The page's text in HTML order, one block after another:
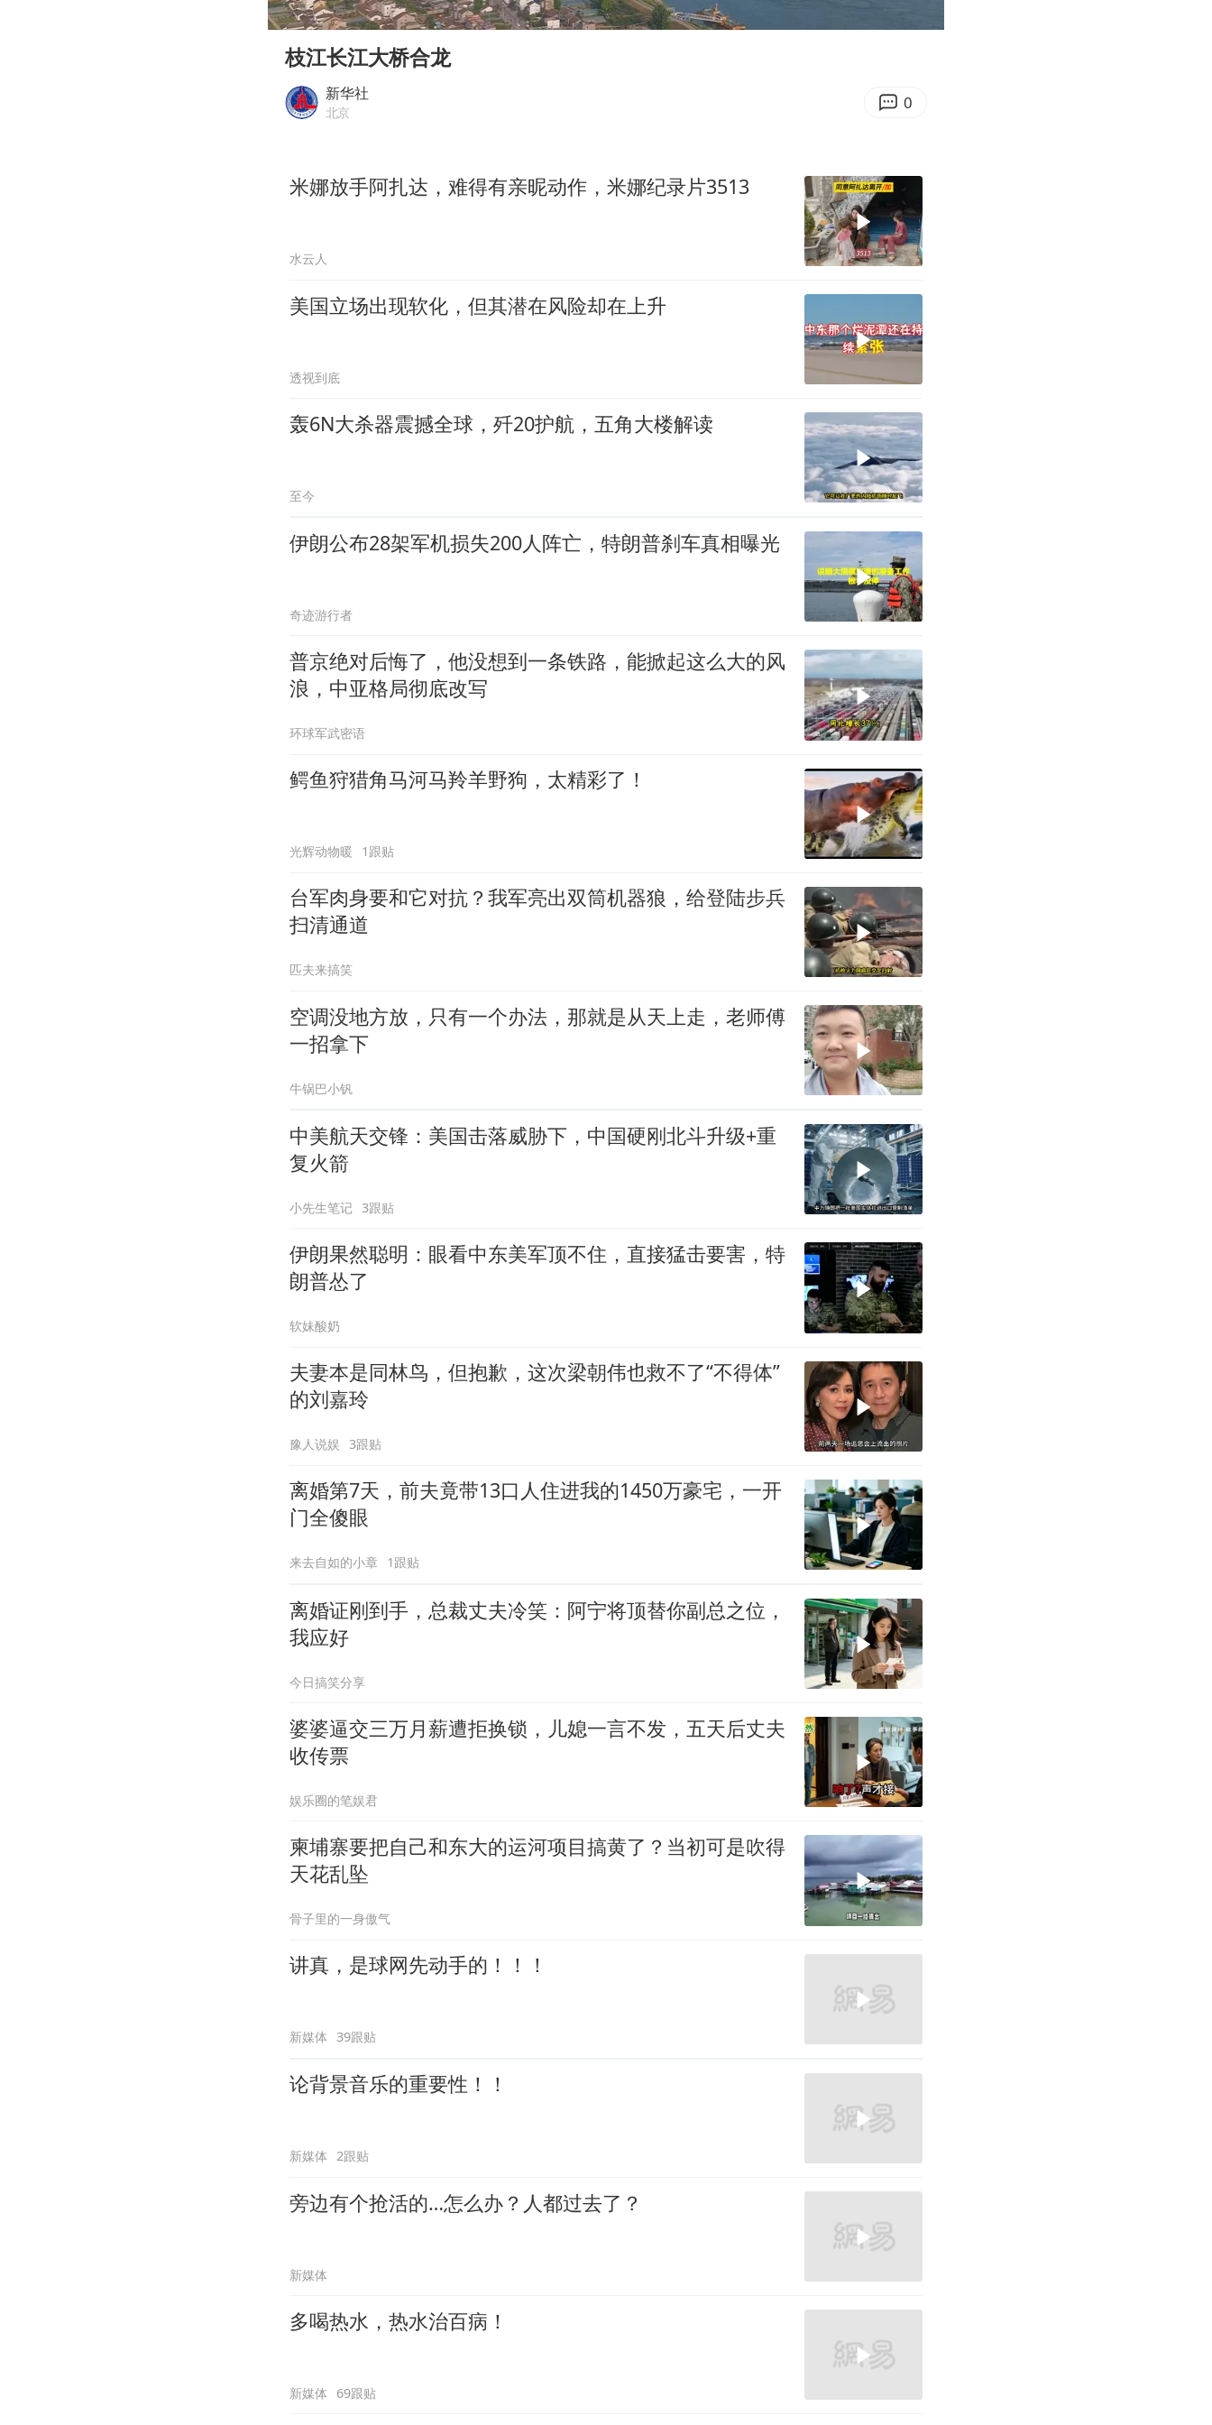
公司“上四休三”但要降薪1000元
OpenAI为免费用户升级GPT-5.6 Luna
“中国蔬菜之乡”最高温达41.8℃
Play
00:00
枝江长江大桥合龙
新华社
北京 0
米娜放手阿扎达，难得有亲昵动作，米娜纪录片3513
水云人
美国立场出现软化，但其潜在风险却在上升
透视到底
轰6N大杀器震撼全球，歼20护航，五角大楼解读
至今
伊朗公布28架军机损失200人阵亡，特朗普刹车真相曝光
奇迹游行者
普京绝对后悔了，他没想到一条铁路，能掀起这么大的风
浪，中亚格局彻底改写
环球军武密语
鳄鱼狩猎角马河马羚羊野狗，太精彩了！
光辉动物暖 1跟贴
台军肉身要和它对抗？我军亮出双筒机器狼，给登陆步兵
扫清通道
匹夫来搞笑
空调没地方放，只有一个办法，那就是从天上走，老师傅
一招拿下
牛锅巴小钒
中美航天交锋：美国击落威胁下，中国硬刚北斗升级+重
复火箭
小先生笔记 3跟贴
伊朗果然聪明：眼看中东美军顶不住，直接猛击要害，特
朗普怂了
软妹酸奶
夫妻本是同林鸟，但抱歉，这次梁朝伟也救不了“不得体”
的刘嘉玲
豫人说娱 3跟贴
离婚第7天，前夫竟带13口人住进我的1450万豪宅，一开
门全傻眼
来去自如的小章 1跟贴
离婚证刚到手，总裁丈夫冷笑：阿宁将顶替你副总之位，
我应好
今日搞笑分享
婆婆逼交三万月薪遭拒换锁，儿媳一言不发，五天后丈夫
收传票
娱乐圈的笔娱君
柬埔寨要把自己和东大的运河项目搞黄了？当初可是吹得
天花乱坠
骨子里的一身傲气
讲真，是球网先动手的！！！
新媒体 39跟贴
论背景音乐的重要性！！
新媒体 2跟贴
旁边有个抢活的…怎么办？人都过去了？
新媒体
多喝热水，热水治百病！
新媒体 69跟贴